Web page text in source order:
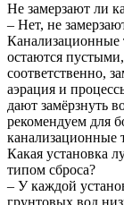
Не замерзают ли
– Нет, не
Канализационные
остаются
соответственно,
аэрация и
дают замёрзнуть
рекомендуем для
канализационные
Какая установка
типом сброса?
– У каждой